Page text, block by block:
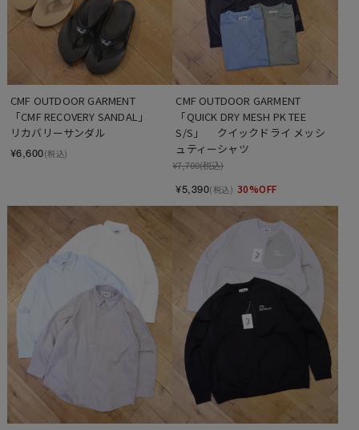
CMF OUTDOOR GARMENT
「CMF RECOVERY SANDAL」
リカバリーサンダル
¥6,600(税込)
CMF OUTDOOR GARMENT
「QUICK DRY MESH PK TEE
S/S」　 クイックドライ メッシ
ュティーシャツ
¥7,700(税込)
¥5,390(税込) 30%OFF